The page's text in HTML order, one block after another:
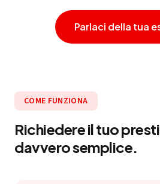
Parlaci della tua
COME FUNZIONA
Richiedere il tuo
davvero semplice.